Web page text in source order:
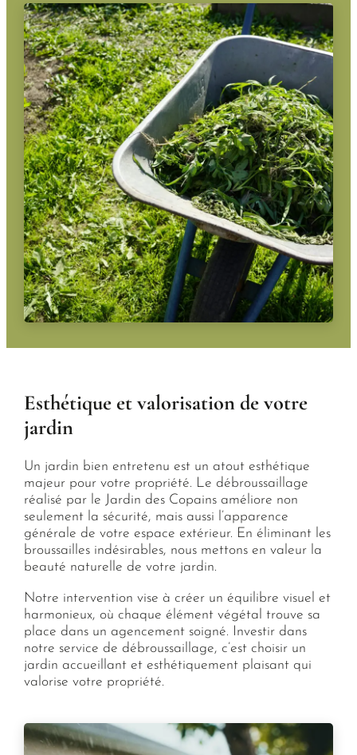
Esthétique et valorisation de votre
jardin
Un jardin bien entretenu est un atout esthétique
majeur pour votre propriété. Le débroussaillage
réalisé par le Jardin des Copains améliore non
seulement la sécurité, mais aussi l’apparence
générale de votre espace extérieur. En éliminant les
broussailles indésirables, nous mettons en valeur la
beauté naturelle de votre jardin.
Notre intervention vise à créer un équilibre visuel et
harmonieux, où chaque élément végétal trouve sa
place dans un agencement soigné. Investir dans
notre service de débroussaillage, c’est choisir un
jardin accueillant et esthétiquement plaisant qui
valorise votre propriété.